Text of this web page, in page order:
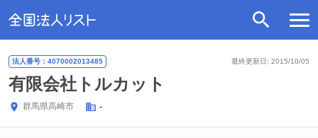
最終更新日: 2015/10/05
法人番号：4070002013485
有限会社トルカット
群馬県高崎市 -